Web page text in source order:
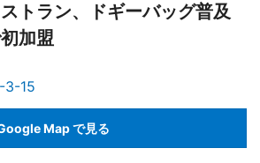
トラン、ドギーバッグ普及
加盟
3-15
Map で見る